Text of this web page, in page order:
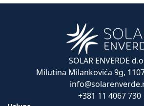
SOLAR ENVERDE
Milutina Milankovića 9g,
+381 11 4067 730